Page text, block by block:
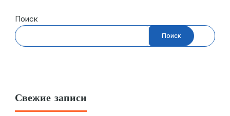
Поиск
Поиск
Свежие записи